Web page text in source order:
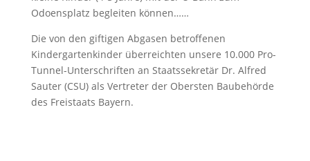
Odoensplatz begleiten können……
Die von den giftigen Abgasen betroffenen
Kindergartenkinder überreichten unsere 10.000 Pro-
Tunnel-Unterschriften an Staatssekretär Dr. Alfred
Sauter (CSU) als Vertreter der Obersten Baubehörde
des Freistaats Bayern.